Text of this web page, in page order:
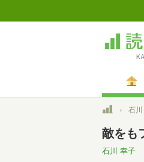
トップ
石
敵をも
石川 幸子